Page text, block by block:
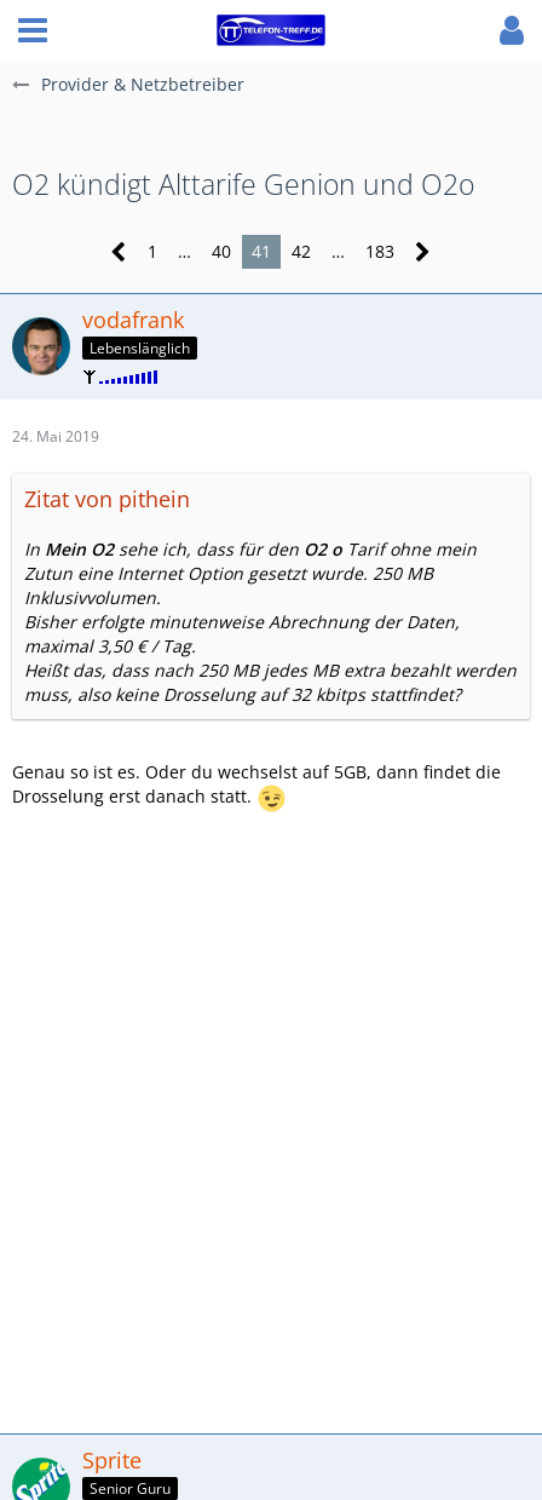
Provider & Netzbetreiber
O2 kündigt Alttarife Genion und O2o
1 … 40 41 42 … 183
vodafrank
Lebenslänglich
24. Mai 2019
Zitat von pithein
In Mein O2sehe ich, dass für den O2 o Tarif ohne mein
Zutun eine Internet Option gesetzt wurde. 250 MB
Inklusivvolumen.
Bisher erfolgte minutenweise Abrechnung der Daten,
maximal 3,50 € / Tag.
Heißt das, dass nach 250 MB jedes MB extra bezahlt werden
muss, also keine Drosselung auf 32 kbitps stattfindet?
Genau so ist es. Oder du wechselst auf 5GB, dann findet die
Drosselung erst danach statt.
Sprite
Senior Guru